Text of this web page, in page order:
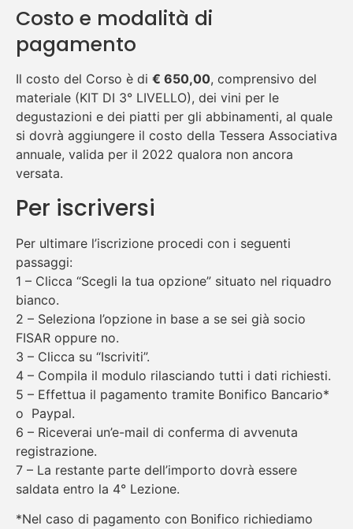
Costo e modalità di
pagamento
Il costo del Corso è di € 650,00, comprensivo del
materiale (KIT DI 3° LIVELLO), dei vini per le
degustazioni e dei piatti per gli abbinamenti, al quale
si dovrà aggiungere il costo della Tessera Associativa
annuale, valida per il 2022 qualora non ancora
versata.
Per iscriversi
Per ultimare l’iscrizione procedi con i seguenti
passaggi:
1 – Clicca “Scegli la tua opzione” situato nel riquadro
bianco.
2 – Seleziona l’opzione in base a se sei già socio
FISAR oppure no.
3 – Clicca su “Iscriviti”.
4 – Compila il modulo rilasciando tutti i dati richiesti.
5 – Effettua il pagamento tramite Bonifico Bancario*
o Paypal.
6 – Riceverai un’e-mail di conferma di avvenuta
registrazione.
7 – La restante parte dell’importo dovrà essere
saldata entro la 4° Lezione.
*Nel caso di pagamento con Bonifico richiediamo